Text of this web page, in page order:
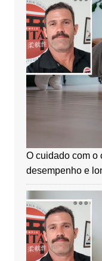
O cuidado com o
desempenho e